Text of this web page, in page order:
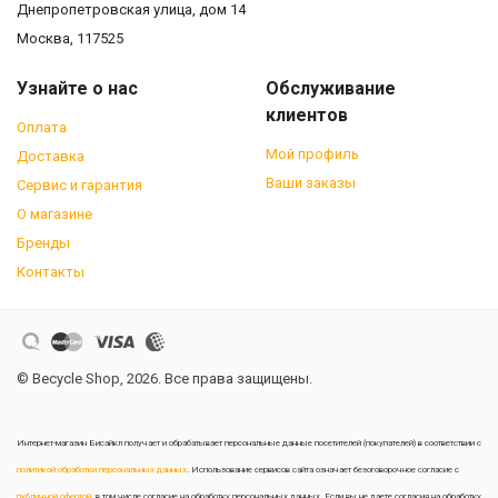
Днепропетровская улица, дом 14
Москва, 117525
Узнайте о нас
Оплата
Доставка
Сервис и гарантия
О магазине
Бренды
Контакты
Обслуживание
клиентов
Мой профиль
Ваши заказы
© Becycle Shop, 2026. Все права защищены.
Интернет-магазин Бисайкл получает и обрабатывает персональные данные посетителей (покупателей) в соответствии с
политикой обработки персональных данных. Использование сервисов сайта означает безоговорочное согласие с